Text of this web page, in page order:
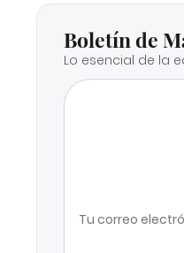
Boletín de
Lo esencial de la